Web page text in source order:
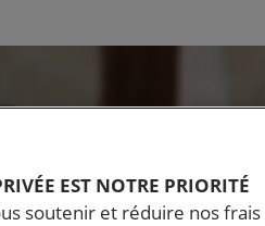
EST NOTRE PRIORITÉ
soutenir et réduire nos